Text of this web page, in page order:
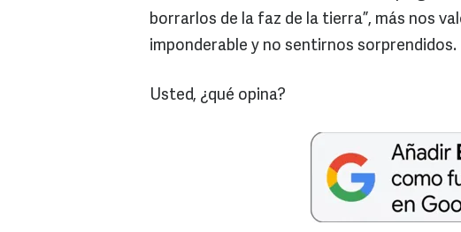
borrarlos de la faz de la tierra”, más nos
imponderable y no sentirnos sorprendidos.
Usted, ¿qué opina?